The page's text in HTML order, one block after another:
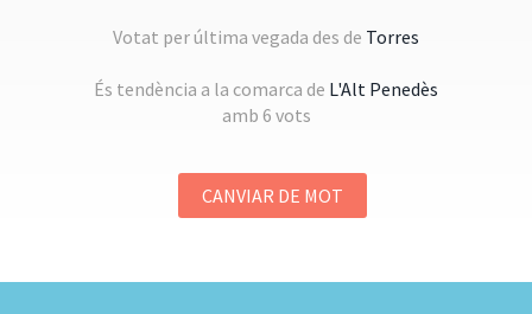
Votat per última vegada des de Torres
És tendència a la comarca de L'Alt Penedès
amb 6 vots